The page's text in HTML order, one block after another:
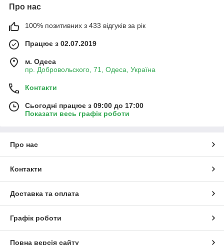
Про нас
100% позитивних з 433 відгуків за рік
Працює з 02.07.2019
м. Одеса
пр. Добровольского, 71, Одеса, Україна
Контакти
Сьогодні працює з 09:00 до 17:00
Показати весь графік роботи
Про нас
Контакти
Доставка та оплата
Графік роботи
Повна версія сайту